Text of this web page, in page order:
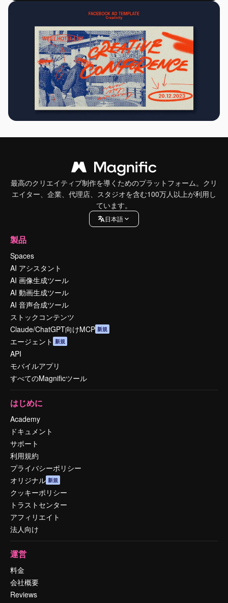
最高のクリエイティブ制作を導くためのプラットフォーム。クリ
エイター、企業、代理店、スタジオを含む100万人以上が利用し
ています。
日本語
製品
Spaces
AI アシスタント
AI 画像生成ツール
AI 動画生成ツール
AI 音声合成ツール
ストックコンテンツ
Claude/ChatGPT向けMCP 新規
エージェント 新規
API
モバイルアプリ
すべてのMagnificツール
はじめに
Academy
ドキュメント
サポート
利用規約
プライバシーポリシー
オリジナル 新規
クッキーポリシー
トラストセンター
アフィリエイト
法人向け
運営
料金
会社概要
Reviews